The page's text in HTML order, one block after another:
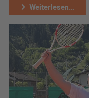
Weiterlesen...